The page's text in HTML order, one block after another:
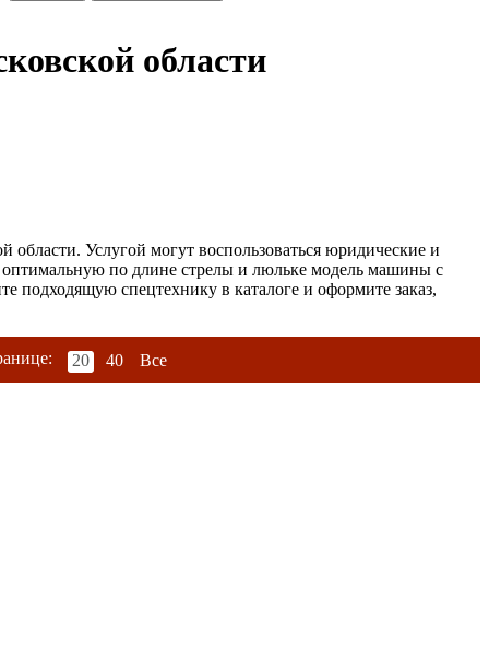
области
Услугой могут воспользоваться юридические и
по длине стрелы и люльке модель машины с
подходящую спецтехнику в каталоге и оформите заказ,
20 40 Все